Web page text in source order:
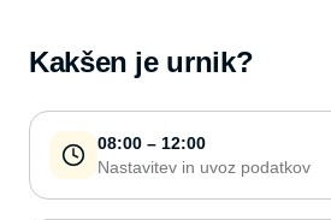
Kakšen je urnik?
08:00 – 12:00
Nastavitev in uvoz podatkov